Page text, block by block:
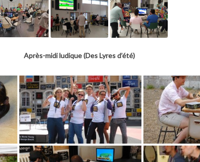
Après-midi ludique (Des Lyres d’été)